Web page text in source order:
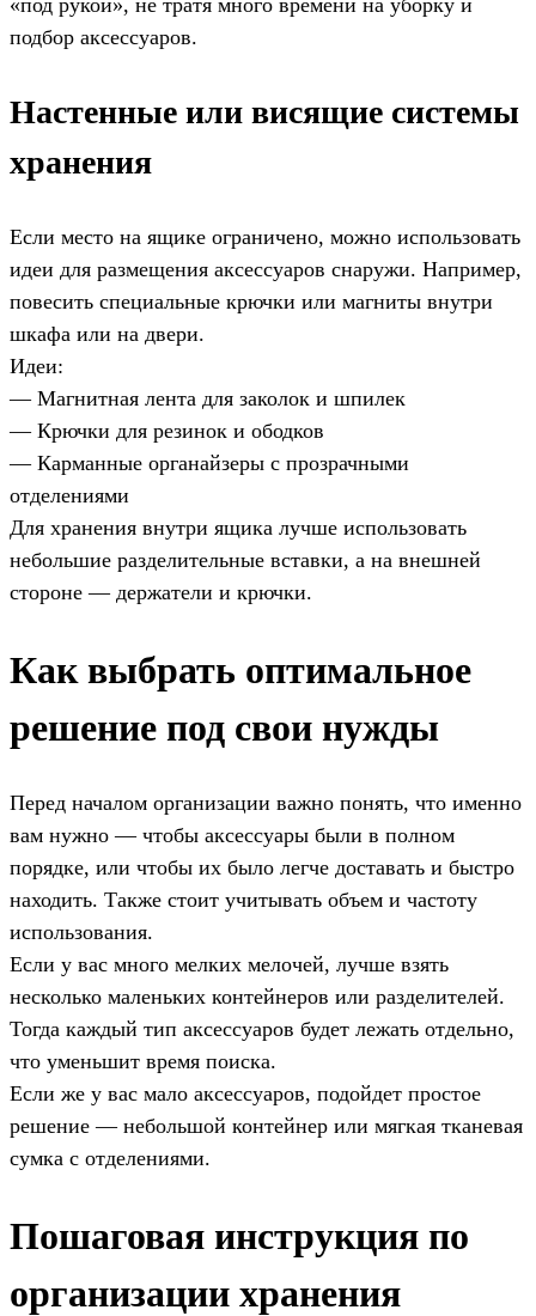
«под рукой», не тратя много времени на уборку и
подбор аксессуаров.
Настенные или висящие системы
хранения
Если место на ящике ограничено, можно использовать
идеи для размещения аксессуаров снаружи. Например,
повесить специальные крючки или магниты внутри
шкафа или на двери.
Идеи:
— Магнитная лента для заколок и шпилек
— Крючки для резинок и ободков
— Карманные органайзеры с прозрачными
отделениями
Для хранения внутри ящика лучше использовать
небольшие разделительные вставки, а на внешней
стороне — держатели и крючки.
Как выбрать оптимальное
решение под свои нужды
Перед началом организации важно понять, что именно
вам нужно — чтобы аксессуары были в полном
порядке, или чтобы их было легче доставать и быстро
находить. Также стоит учитывать объем и частоту
использования.
Если у вас много мелких мелочей, лучше взять
несколько маленьких контейнеров или разделителей.
Тогда каждый тип аксессуаров будет лежать отдельно,
что уменьшит время поиска.
Если же у вас мало аксессуаров, подойдет простое
решение — небольшой контейнер или мягкая тканевая
сумка с отделениями.
Пошаговая инструкция по
организации хранения